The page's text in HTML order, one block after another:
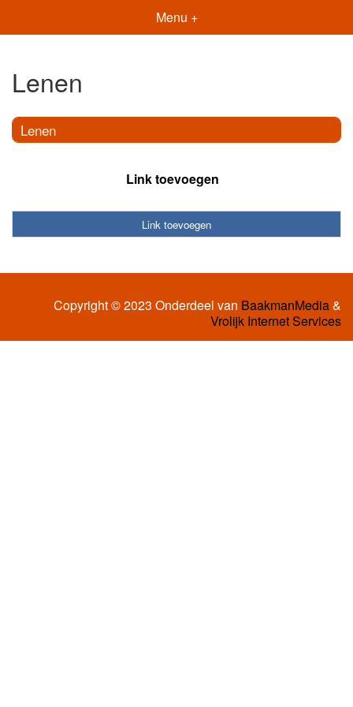
Menu +
Lenen
Lenen
Link toevoegen
Link toevoegen
Copyright © 2023 Onderdeel van BaakmanMedia&
Vrolijk Internet Services